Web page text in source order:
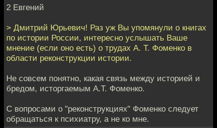
2 Евгений
> Дмитрий Юрьевич! Раз уж Вы упомянули о книгах
по истории России, интересно услышать Ваше
мнение (если оно есть) о трудах А. Т. Фоменко в
области реконструкции истории.
Не совсем понятно, какая связь между историей и
бредом, исторгаемым А.Т. Фоменко.
С вопросами о "реконструкциях" Фоменко следует
обращаться к психиатру, а не ко мне.